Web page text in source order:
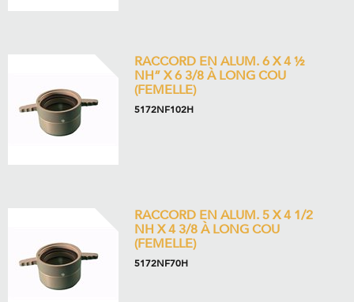
RACCORD EN ALUM. 6 X 4 ½
NH” X 6 3/8 À LONG COU
(FEMELLE)
5172NF102H
RACCORD EN ALUM. 5 X 4 1/2
NH X 4 3/8 À LONG COU
(FEMELLE)
5172NF70H